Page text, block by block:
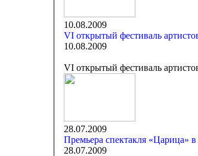
10.08.2009
VI открытый фестиваль
10.08.2009
VI открытый фестиваль
28.07.2009
Премьера спектакля «Царица»
28.07.2009